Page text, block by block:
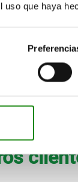
uso que haya